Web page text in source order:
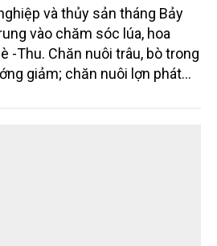
và thủy sản tháng Bảy
vào chăm sóc lúa, hoa
-Thu. Chăn nuôi trâu, bò trong
giảm; chăn nuôi lợn phát
rừng trồng mới và sản lượng